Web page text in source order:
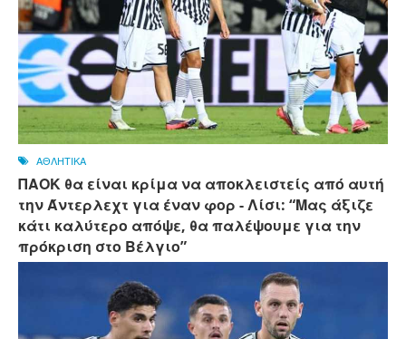
ΑΘΛΗΤΙΚΑ
ΠΑΟΚ θα είναι κρίμα να αποκλειστείς από αυτή
την Άντερλεχτ για έναν φορ - ​​Λίσι: “Μας άξιζε
κάτι καλύτερο απόψε, θα παλέψουμε για την
πρόκριση στο Βέλγιο”